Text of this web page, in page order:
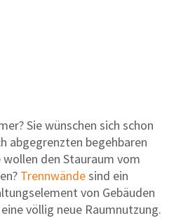
Sie wünschen sich schon
abgegrenzten begehbaren
wollen den Stauraum vom
Trennwändesind ein
von Gebäuden
völlig neue Raumnutzung.